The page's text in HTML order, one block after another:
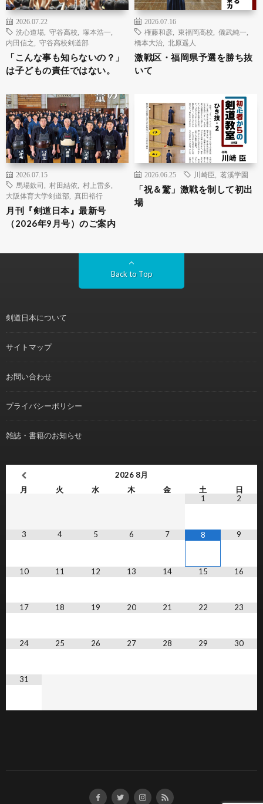
2026.07.22
洗心道場
守谷高校 塚本浩一
内田信之
守谷高校剣道部
「こんな事も知らないの？」
は子どもの責任ではない。
2026.07.16
権藤和彦
東福岡高校 儀武純一
橋本大治
北原遥人
激戦区・福岡県予選を勝ち抜
いて
2026.07.15
馬場欽司
村田結依 村上雷多
大阪体育大学剣道部
真田裕行
月刊『剣道日本』最新号
（2026年9月号）のご案内
2026.06.25 川崎臣 茗溪学園
「祝＆驚」激戦を制して初出
場
Back to Top
剣道日本について
サイトマップ
お問い合わせ
プライバシーポリシー
雑誌・書籍のお知らせ
2026 8月
月
火 水 木 金 土
日
1
2
3 4 5 6 7 8 9
10 11 12 13 14 15 16
17 18 19 20 21 22 23
24 25 26 27 28 29 30
31